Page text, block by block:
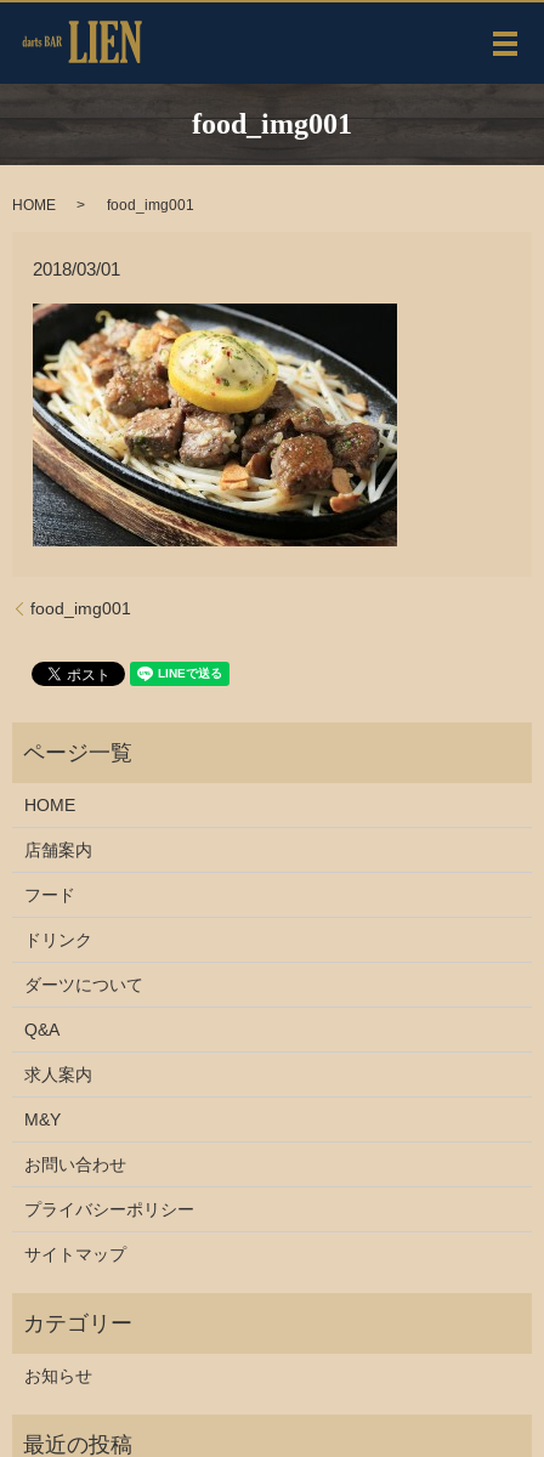
メ
food_img001
HOME food_img001
2018/03/01
food_img001
HOME
店舗案内
フード
ドリンク
ダーツについて
Q&A
求人案内
M&Y
お問い合わせ
プライバシーポリシー
サイトマップ
お知らせ